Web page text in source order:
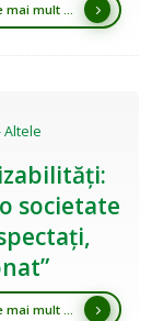
mai mult ...
Altele
societate
mai mult ...